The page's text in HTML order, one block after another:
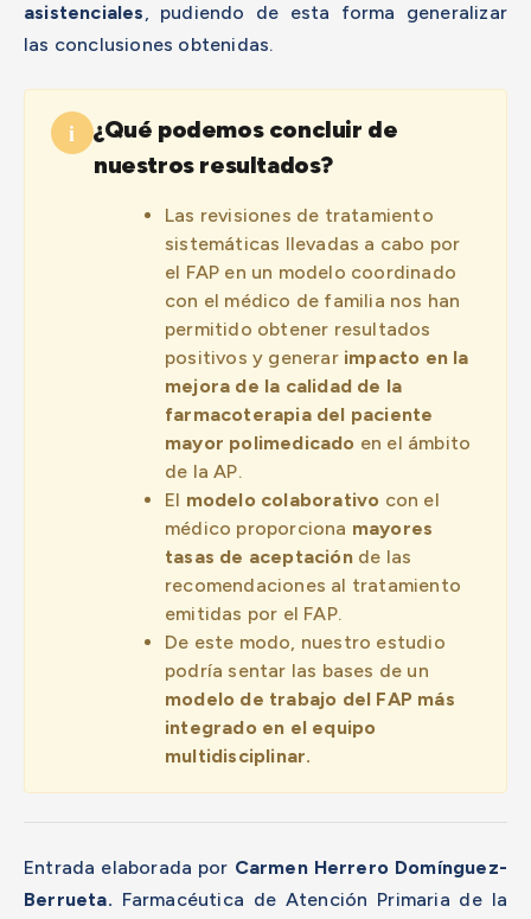
asistenciales, pudiendo de esta forma generalizar
las conclusiones obtenidas.
i
¿Qué podemos concluir de
nuestros resultados?
Las revisiones de tratamiento
sistemáticas llevadas a cabo por
el FAP en un modelo coordinado
con el médico de familia nos han
permitido obtener resultados
positivos y generar impacto en la
mejora de la calidad de la
farmacoterapia del paciente
mayor polimedicado en el ámbito
de la AP.
El modelo colaborativo con el
médico proporciona mayores
tasas de aceptaciónde las
recomendaciones al tratamiento
emitidas por el FAP.
De este modo, nuestro estudio
podría sentar las bases de un
modelo de trabajo del FAP más
integrado en el equipo
multidisciplinar.
Entrada elaborada por Carmen Herrero Domínguez-
Berrueta. Farmacéutica de Atención Primaria de la